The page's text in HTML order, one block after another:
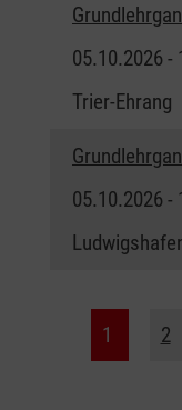
05.10.2026 -
Trier-Ehrang
05.10.2026 -
1 2